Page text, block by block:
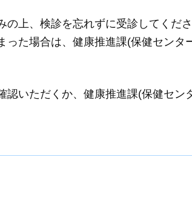
上、検診を忘れずに受診してくださ
った場合は、健康推進課(保健センタ
認いただくか、健康推進課(保健セン